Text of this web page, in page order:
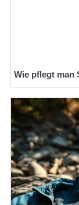
Wie pflegt man